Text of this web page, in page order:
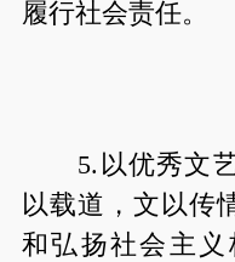
履行社会责任。
5.以优秀文艺
以载道，文以传
和弘扬社会主